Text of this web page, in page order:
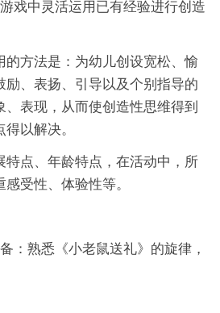
戏中灵活运用已有经验进行创造
的方法是：为幼儿创设宽松、愉
励、表扬、引导以及个别指导的
表现，从而使创造性思维得到
以解决。
特点、年龄特点，在活动中，所
受性、体验性等。
：熟悉《小老鼠送礼》的旋律，